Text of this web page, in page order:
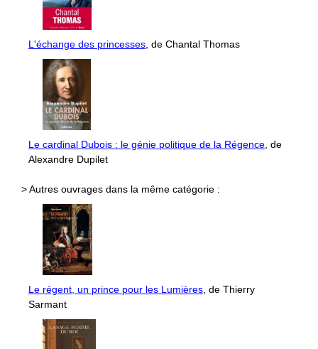
L'échange des princesses , de Chantal Thomas
Le cardinal Dubois : le génie politique de la Régence , de
Alexandre Dupilet
> Autres ouvrages dans la même catégorie :
Le régent, un prince pour les Lumières , de Thierry
Sarmant